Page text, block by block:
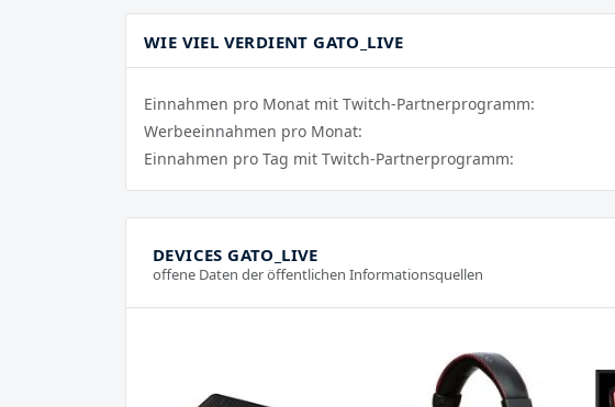
WIE VIEL VERDIENT GATO_LIVE
Einnahmen pro Monat mit Twitch-Partnerprogramm:
Werbeeinnahmen pro Monat:
Einnahmen pro Tag mit Twitch-Partnerprogramm:
DEVICES GATO_LIVE
offene Daten der öffentlichen Informationsquellen